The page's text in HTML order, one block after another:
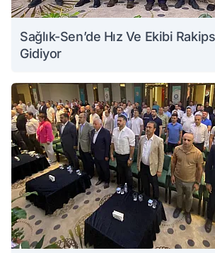
Sağlık-Sen’de Hız Ve Ekibi
Gidiyor